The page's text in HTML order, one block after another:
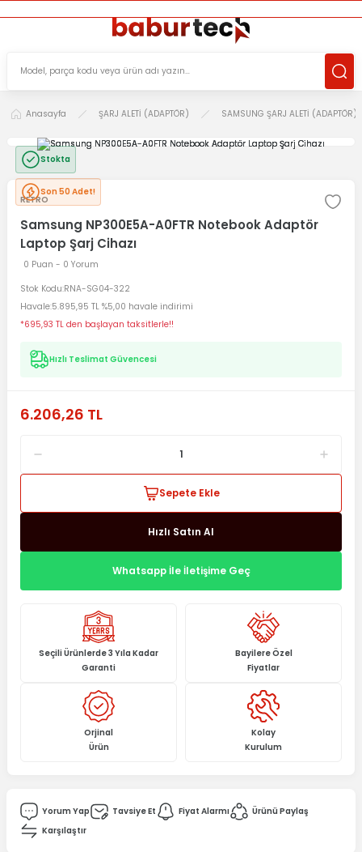
Anasayfa ŞARJ ALETİ (ADAPTÖR) SAMSUNG ŞARJ ALETİ (ADAPTÖR)
Stokta
Son 50 Adet!
RETRO
Samsung NP300E5A-A0FTR Notebook Adaptör
Laptop Şarj Cihazı
0 Puan - 0 Yorum
Stok Kodu RNA-SG04-322
Havale 5.895,95 TL %5,00 havale indirimi
*695,93 TL den başlayan taksitlerle!!
Hızlı Teslimat Güvencesi
6.206,26 TL
Sepete Ekle
Hızlı Satın Al
Whatsapp İle İletişime Geç
Seçili Ürünlerde 3 Yıla Kadar
Garanti
Bayilere Özel
Fiyatlar
Orjinal
Ürün
Kolay
Kurulum
Yorum Yap Tavsiye Et Fiyat Alarmı
Ürünü Paylaş
Karşılaştır